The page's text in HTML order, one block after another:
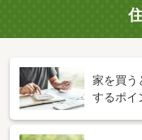
家を買う
するポイ